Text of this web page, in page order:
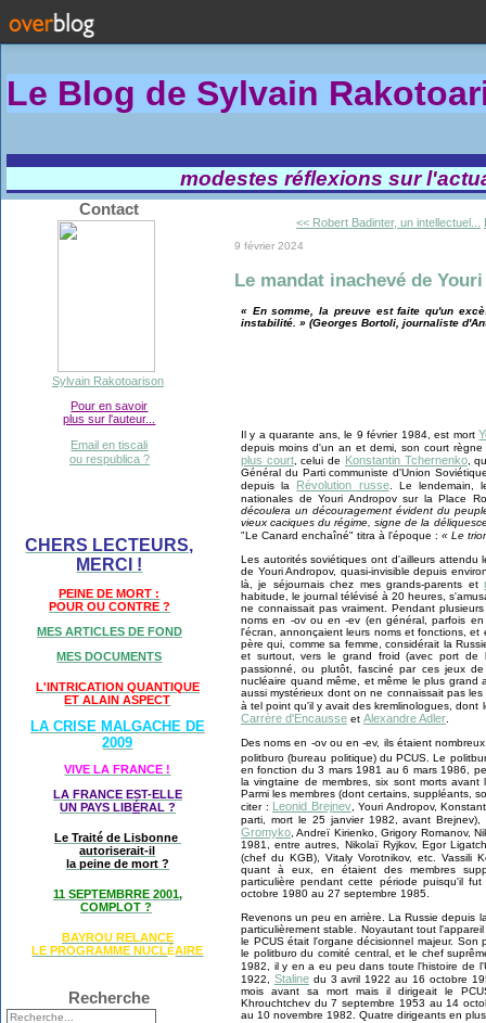
Le Blog de Sylvain Rakotoa
modestes réflexions sur
Contact
Sylvain Rakotoarison
Pour en savoir
plus sur l'auteur...
Email en tiscali
ou respublica ?
CHERS LECTEURS,
MERCI !
PEINE DE MORT :
POUR OU CONTRE ?
MES ARTICLES DE FOND
MES DOCUMENTS
L'INTRICATION QUANTIQUE
ET ALAIN ASPECT
LA CRISE MALGACHE DE
2009
VIVE LA FRANCE !
LA FRANCE EST-ELLE
UN PAYS LIBÉRAL ?
Le Traité de Lisbonne
autoriserait-il
la peine de mort ?
11 SEPTEMBRRE 2001,
COMPLOT ?
BAYROU RELANCE
LE PROGRAMME NUCLÉAIRE
Recherche
<< Robert Badinter, un intellectuel...
9 février 2024
Le mandat inachevé de
« En somme, la preuve est faite qu'un
instabilité. » (Georges Bortoli, journaliste
Il y a quarante ans, le 9 février 1984, est mort
depuis moins d'un an et demi, son court
plus court, celui de Konstantin Tchernenko,
Général du Parti communiste d'Union
depuis la Révolution russe. Le lendemain,
nationales de Youri Andropov sur la Place
découlera un découragement évident du
vieux caciques du régime, signe de la
"Le Canard enchaîné" titra à l'époque : « Le
Les autorités soviétiques ont d'ailleurs
de Youri Andropov, quasi-invisible depuis
là, je séjournais chez mes grands-parents et
habitude, le journal télévisé à 20 heures,
ne connaissait pas vraiment. Pendant
noms en -ov ou en -ev (en général, parfois
l'écran, annonçaient leurs noms et fonctions,
père qui, comme sa femme, considérait la
et surtout, vers le grand froid (avec port de
passionné, ou plutôt, fasciné par ces jeux de
nucléaire quand même, et même le plus
aussi mystérieux dont on ne connaissait pas
à tel point qu'il y avait des kremlinologues,
Carrère d'Encausse et Alexandre Adler
Des noms en -ov ou en -ev, ils étaient
politburo (bureau politique) du PCUS. Le
en fonction du 3 mars 1981 au 6 mars 1986,
la vingtaine de membres, six sont morts
Parmi les membres (dont certains, suppléants,
citer :
Leonid Brejnev, Youri Andropov,
parti, mort le 25 janvier 1982, avant Brejnev),
Gromyko, Andreï Kirienko, Grigory Romanov,
1981, entre autres, Nikolaï Ryjkov, Egor
(chef du KGB), Vitaly Vorotnikov, etc. Vassili
quant à eux, en étaient des membres
particulière pendant cette période puisqu'il
octobre 1980 au 27 septembre 1985.
Revenons un peu en arrière. La Russie depuis
particulièrement stable. Noyautant tout
le PCUS était l'organe décisionnel majeur. Son
le politburo du comité central, et le chef
1982, il y en a eu peu dans toute l'histoire de
1922, Stalinedu 3 avril 1922 au 16 octobre
mois avant sa mort mais il dirigeait le
Khrouchtchev du 7 septembre 1953 au 14
au 10 novembre 1982. Quatre dirigeants en